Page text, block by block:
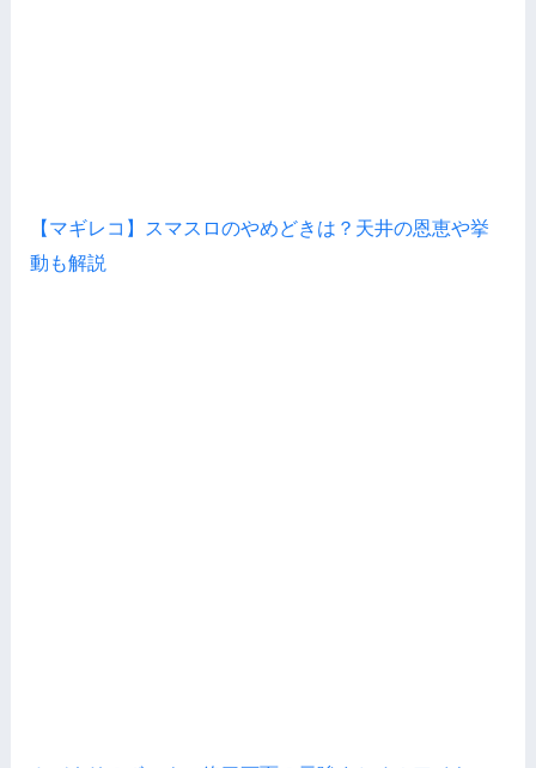
【マギレコ】スマスロのやめどきは？天井の恩恵や挙
動も解説